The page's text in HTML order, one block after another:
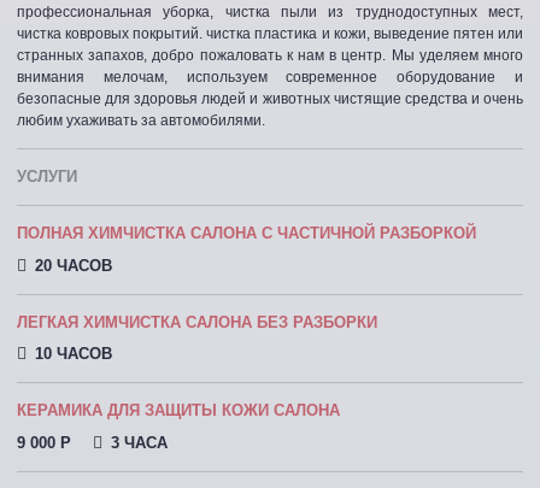
профессиональная уборка, чистка пыли из труднодоступных мест,
чистка ковровых покрытий. чистка пластика и кожи, выведение пятен или
странных запахов, добро пожаловать к нам в центр. Мы уделяем много
внимания мелочам, используем современное оборудование и
безопасные для здоровья людей и животных чистящие средства и очень
любим ухаживать за автомобилями.
УСЛУГИ
ПОЛНАЯ ХИМЧИСТКА САЛОНА С ЧАСТИЧНОЙ РАЗБОРКОЙ
20 ЧАСОВ
ЛЕГКАЯ ХИМЧИСТКА САЛОНА БЕЗ РАЗБОРКИ
10 ЧАСОВ
КЕРАМИКА ДЛЯ ЗАЩИТЫ КОЖИ САЛОНА
9 000 P
3 ЧАСА